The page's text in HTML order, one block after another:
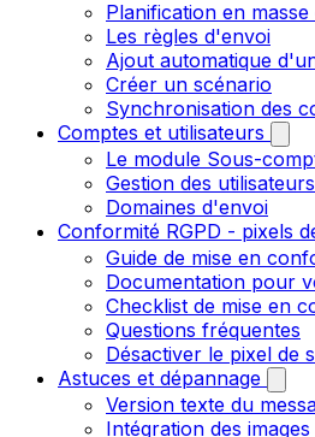
Planification en
Les règles d'envoi
Ajout automatique
Créer un scénario
Synchronisation des
Comptes et utilisateurs
Le module Sous-
Gestion des
Domaines d'envoi
Conformité RGPD - pixels
Guide de mise en
Documentation pour
Checklist de mise en
Questions fréquentes
Désactiver le pixel de
Astuces et dépannage
Version texte du
Intégration des